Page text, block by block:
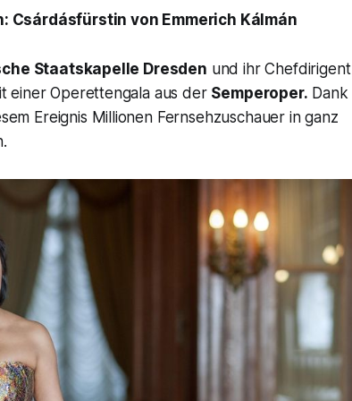
Csárdásfürstin von Emmerich Kálmán
Staatskapelle Dresden und ihr Chefdirigent
einer Operettengala aus der Semperoper. Dank
Ereignis Millionen Fernsehzuschauer in ganz